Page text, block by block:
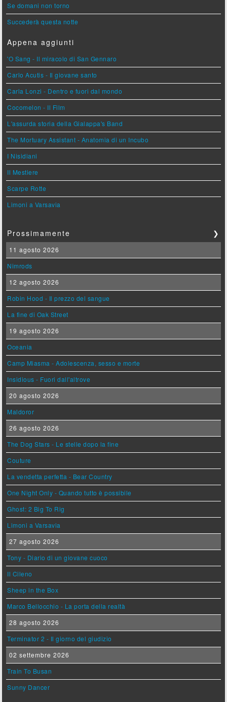
Se domani non torno
Succederà questa notte
Appena aggiunti
'O Sang - Il miracolo di San Gennaro
Carlo Acutis - Il giovane santo
Carla Lonzi - Dentro e fuori dal mondo
Cocomelon - Il Film
L'assurda storia della Gialappa's Band
The Mortuary Assistant - Anatomia di un Incubo
I Nisidiani
Il Mestiere
Scarpe Rotte
Limoni a Varsavia
Prossimamente ❯
11 agosto 2026
Nimrods
12 agosto 2026
Robin Hood - Il prezzo del sangue
La fine di Oak Street
19 agosto 2026
Oceania
Camp Miasma - Adolescenza, sesso e morte
Insidious - Fuori dall'altrove
20 agosto 2026
Maldoror
26 agosto 2026
The Dog Stars - Le stelle dopo la fine
Couture
La vendetta perfetta - Bear Country
One Night Only - Quando tutto è possibile
Ghost: 2 Big To Rig
Limoni a Varsavia
27 agosto 2026
Tony - Diario di un giovane cuoco
Il Cileno
Sheep in the Box
Marco Bellocchio - La porta della realtà
28 agosto 2026
Terminator 2 - Il giorno del giudizio
02 settembre 2026
Train To Busan
Sunny Dancer